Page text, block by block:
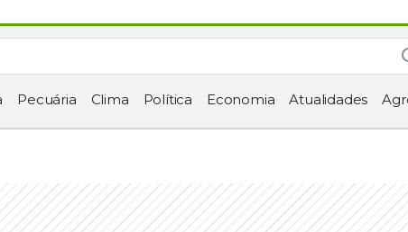
Pecuária Clima Política Economia Atualidades